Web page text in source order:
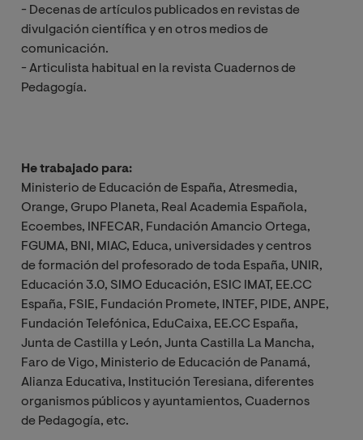
- Decenas de artículos publicados en revistas de
divulgación científica y en otros medios de
comunicación.
- Articulista habitual en la revista Cuadernos de
Pedagogía.
He trabajado para:
Ministerio de Educación de España, Atresmedia,
Orange, Grupo Planeta, Real Academia Española,
Ecoembes, INFECAR, Fundación Amancio Ortega,
FGUMA, BNI, MIAC, Educa, universidades y centros
de formación del profesorado de toda España, UNIR,
Educación 3.0, SIMO Educación, ESIC IMAT, EE.CC
España, FSIE, Fundación Promete, INTEF, PIDE, ANPE,
Fundación Telefónica, EduCaixa, EE.CC España,
Junta de Castilla y León, Junta Castilla La Mancha,
Faro de Vigo, Ministerio de Educación de Panamá,
Alianza Educativa, Institución Teresiana, diferentes
organismos públicos y ayuntamientos, Cuadernos
de Pedagogía, etc.